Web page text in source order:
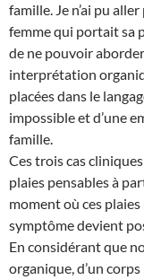
famille. Je n’ai pu
femme qui portait sa
de ne pouvoir
interprétation
placées dans le
impossible et d’une
famille.
Ces trois cas
plaies pensables à
moment où ces
symptôme devient
En considérant que
organique, d’un